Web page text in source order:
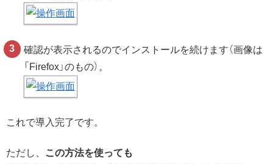
確認が表示されるのでインストールを続けます（画像は
「Firefox」のもの）。
これで導入完了です。
ただし、
この方法を使っても